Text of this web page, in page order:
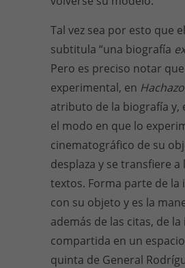
Tal vez sea por esto que
subtitula “una biografía
Pero es preciso notar
experimental, en
atributo de la biografía y,
el modo en que lo
cinematográfico de su
desplaza y se transfiere
textos. Forma parte de la
con su objeto y es la
además de las citas, de
compartida en un
quinta de General